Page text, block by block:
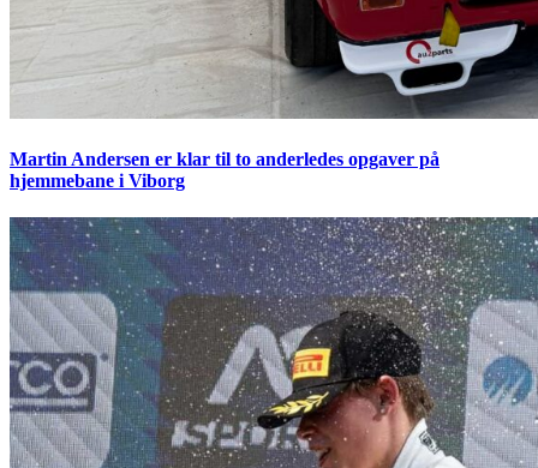
Martin Andersen er klar til to anderledes opgaver på
hjemmebane i Viborg